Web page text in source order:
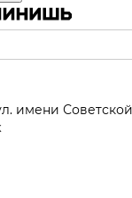
имени